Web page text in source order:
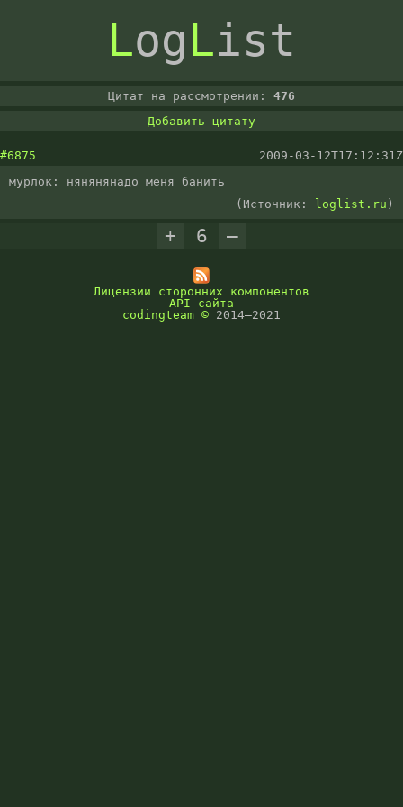
LogList
Цитат на рассмотрении: 476
Добавить цитату
#6875
2009-03-12T17:12:31Z
мурлок: нянянянадо меня банить
(Источник:
loglist.ru )
+ 6 –
Лицензии сторонних компонентов
API сайта
codingteam © 2014–2021